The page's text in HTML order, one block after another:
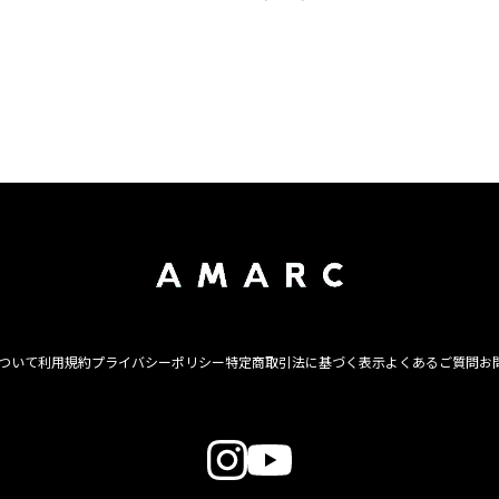
いて利用規約プライバシーポリシー特定商取引法に基づく表示よくあるご質問お